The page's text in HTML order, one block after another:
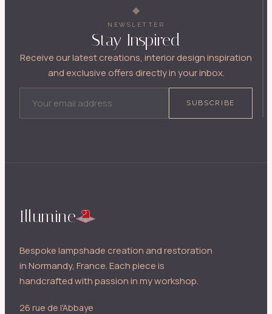
NEWSLETTER
Stay Inspired
Receive our latest creations, interior design inspiration
and exclusive offers directly in your inbox.
SUBSCRIBE
Illumine
Bespoke lampshade creation and restoration
in Normandy, France. Each piece is
handcrafted with passion in my workshop.
26 rue de l'Abbaye